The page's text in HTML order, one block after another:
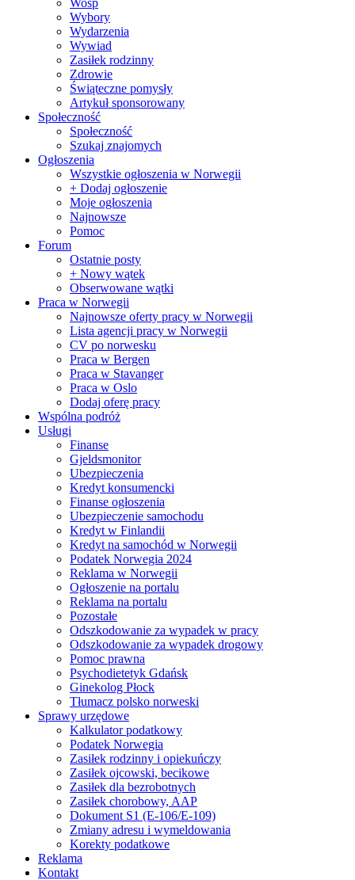
Wośp
Wybory
Wydarzenia
Wywiad
Zasiłek rodzinny
Zdrowie
Świąteczne pomysły
Artykuł sponsorowany
Społeczność
Społeczność
Szukaj znajomych
Ogłoszenia
Wszystkie ogłoszenia w Norwegii
+ Dodaj ogłoszenie
Moje ogłoszenia
Najnowsze
Pomoc
Forum
Ostatnie posty
+ Nowy wątek
Obserwowane wątki
Praca w Norwegii
Najnowsze oferty pracy w Norwegii
Lista agencji pracy w Norwegii
CV po norwesku
Praca w Bergen
Praca w Stavanger
Praca w Oslo
Dodaj oferę pracy
Wspólna podróż
Usługi
Finanse
Gjeldsmonitor
Ubezpieczenia
Kredyt konsumencki
Finanse ogłoszenia
Ubezpieczenie samochodu
Kredyt w Finlandii
Kredyt na samochód w Norwegii
Podatek Norwegia 2024
Reklama w Norwegii
Ogłoszenie na portalu
Reklama na portalu
Pozostałe
Odszkodowanie za wypadek w pracy
Odszkodowanie za wypadek drogowy
Pomoc prawna
Psychodietetyk Gdańsk
Ginekolog Płock
Tłumacz polsko norweski
Sprawy urzędowe
Kalkulator podatkowy
Podatek Norwegia
Zasiłek rodzinny i opiekuńczy
Zasiłek ojcowski, becikowe
Zasiłek dla bezrobotnych
Zasiłek chorobowy, AAP
Dokument S1 (E-106/E-109)
Zmiany adresu i wymeldowania
Korekty podatkowe
Reklama
Kontakt